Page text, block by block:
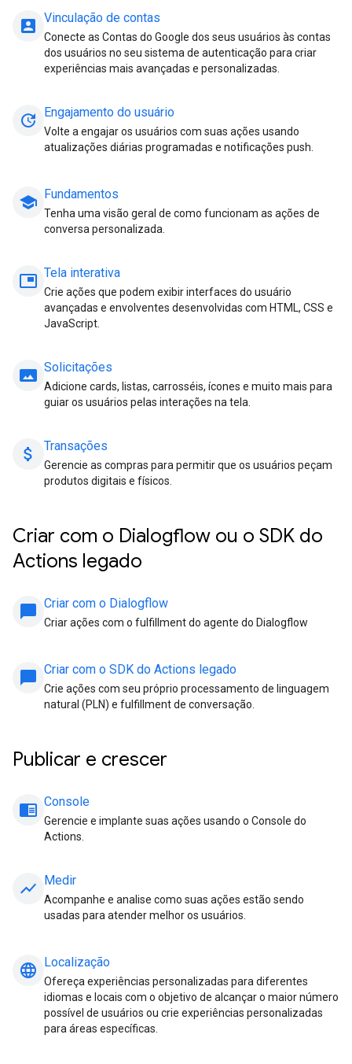
account_box Vinculação de contas
Conecte as Contas do Google dos seus usuários às contas
dos usuários no seu sistema de autenticação para criar
experiências mais avançadas e personalizadas.
update Engajamento do usuário
Volte a engajar os usuários com suas ações usando
atualizações diárias programadas e notificações push.
school Fundamentos
Tenha uma visão geral de como funcionam as ações de
conversa personalizada.
picture_in_picture Tela interativa
Crie ações que podem exibir interfaces do usuário
avançadas e envolventes desenvolvidas com HTML, CSS e
JavaScript.
panorama Solicitações
Adicione cards, listas, carrosséis, ícones e muito mais para
guiar os usuários pelas interações na tela.
attach_money Transações
Gerencie as compras para permitir que os usuários peçam
produtos digitais e físicos.
Criar com o Dialogflow ou o SDK do
Actions legado
chat_bubble Criar com o Dialogflow
Criar ações com o fulfillment do agente do Dialogflow
chat_bubble Criar com o SDK do Actions legado
Crie ações com seu próprio processamento de linguagem
natural (PLN) e fulfillment de conversação.
Publicar e crescer
chrome_reader_mode Console
Gerencie e implante suas ações usando o Console do
Actions.
show_chart Medir
Acompanhe e analise como suas ações estão sendo
usadas para atender melhor os usuários.
language Localização
Ofereça experiências personalizadas para diferentes
idiomas e locais com o objetivo de alcançar o maior número
possível de usuários ou crie experiências personalizadas
para áreas específicas.